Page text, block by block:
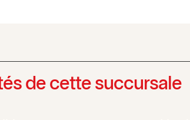
de cette succursale